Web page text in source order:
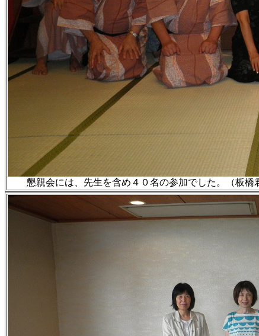
懇親会には、先生を含め４０名の参加でした。（板橋